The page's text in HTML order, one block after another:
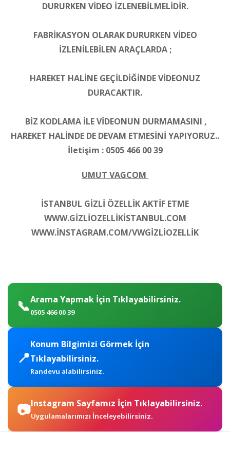
DURURKEN VİDEO İZLENEBİLMELİDİR.
FABRİKASYON OLARAK DURURKEN VİDEO
İZLENİLEBİLEN ARAÇLARDA ;
HAREKET HALİNE GEÇİLDİĞİNDE VİDEONUZ
DURACAKTIR.
BİZ KODLAMA İLE VİDEONUN DURMAMASINI ,
HAREKET HALİNDE DE DEVAM ETMESİNİ YAPIYORUZ..
İletişim : 0505 466 00 39
UMUT VAGCOM
İSTANBUL GİZLİ ÖZELLİK AKTİF ETME
WWW.GİZLİOZELLİKİSTANBUL.COM
WWW.İNSTAGRAM.COM/VWGİZLİOZELLİK
📞Arama Yapmak İçin Tıklayabilirsiniz.
0505 466 00 39
📍
Konum Bilgimizi Görmek İçin
Tıklayabilirsiniz.
Randevu alabilirsiniz.
📷Instagram Sayfamız İçin Tıklayabilirsiniz.
Uygulamalarımızı İnceleyebilirsiniz.